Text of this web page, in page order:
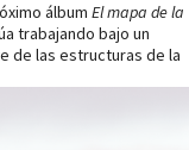
álbum El mapa de la
trabajando bajo un
de las estructuras de la